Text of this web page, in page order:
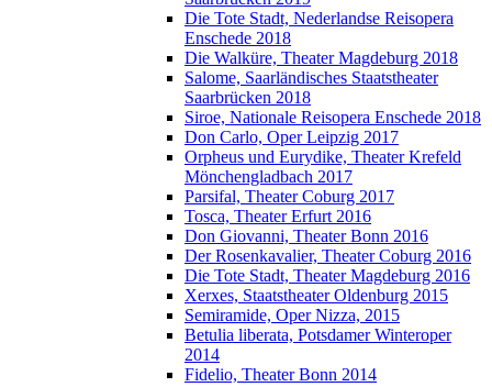
Die Tote Stadt, Nederlandse Reisopera
Enschede 2018
Die Walküre, Theater Magdeburg 2018
Salome, Saarländisches Staatstheater
Saarbrücken 2018
Siroe, Nationale Reisopera Enschede 2018
Don Carlo, Oper Leipzig 2017
Orpheus und Eurydike, Theater Krefeld
Mönchengladbach 2017
Parsifal, Theater Coburg 2017
Tosca, Theater Erfurt 2016
Don Giovanni, Theater Bonn 2016
Der Rosenkavalier, Theater Coburg 2016
Die Tote Stadt, Theater Magdeburg 2016
Xerxes, Staatstheater Oldenburg 2015
Semiramide, Oper Nizza, 2015
Betulia liberata, Potsdamer Winteroper
2014
Fidelio, Theater Bonn 2014